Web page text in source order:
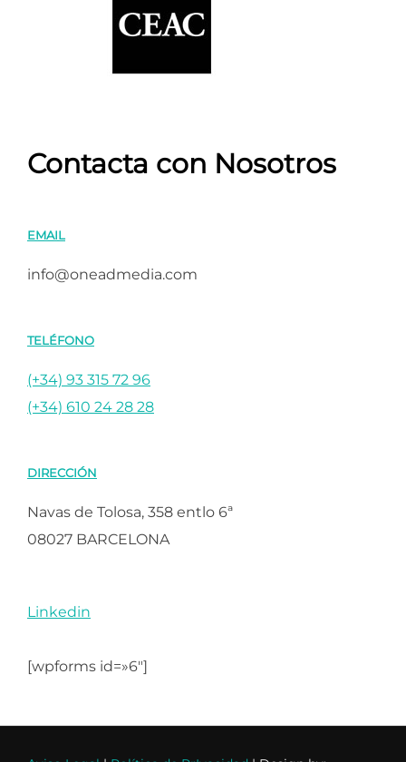
Contacta con Nosotros
EMAIL
info@oneadmedia.com
TELÉFONO
(+34) 93 315 72 96
(+34) 610 24 28 28
DIRECCIÓN
Navas de Tolosa, 358 entlo 6ª
08027 BARCELONA
Linkedin
[wpforms id=»6″]